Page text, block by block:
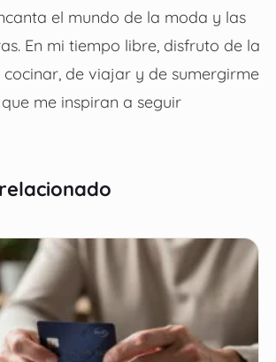
el mundo de la moda y las
En mi tiempo libre, disfruto de la
cocinar, de viajar y de sumergirme
me inspiran a seguir